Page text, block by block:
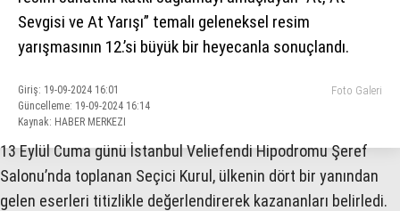
WhatsApp İhbar Hattı
SPOR
YAŞAM
EĞITIM
SAĞLIK
KÜLTÜR SANAT
SERVISLER
Sevgisi ve At Yarışı” temalı geleneksel resim
yarışmasının 12.’si büyük bir heyecanla sonuçlandı.
Giriş: 19-09-2024 16:01
Güncelleme: 19-09-2024 16:14
Kaynak: HABER MERKEZI
Foto Galeri
13 Eylül Cuma günü İstanbul Veliefendi Hipodromu Şeref
Salonu’nda toplanan Seçici Kurul, ülkenin dört bir yanından
gelen eserleri titizlikle değerlendirerek kazananları belirledi.